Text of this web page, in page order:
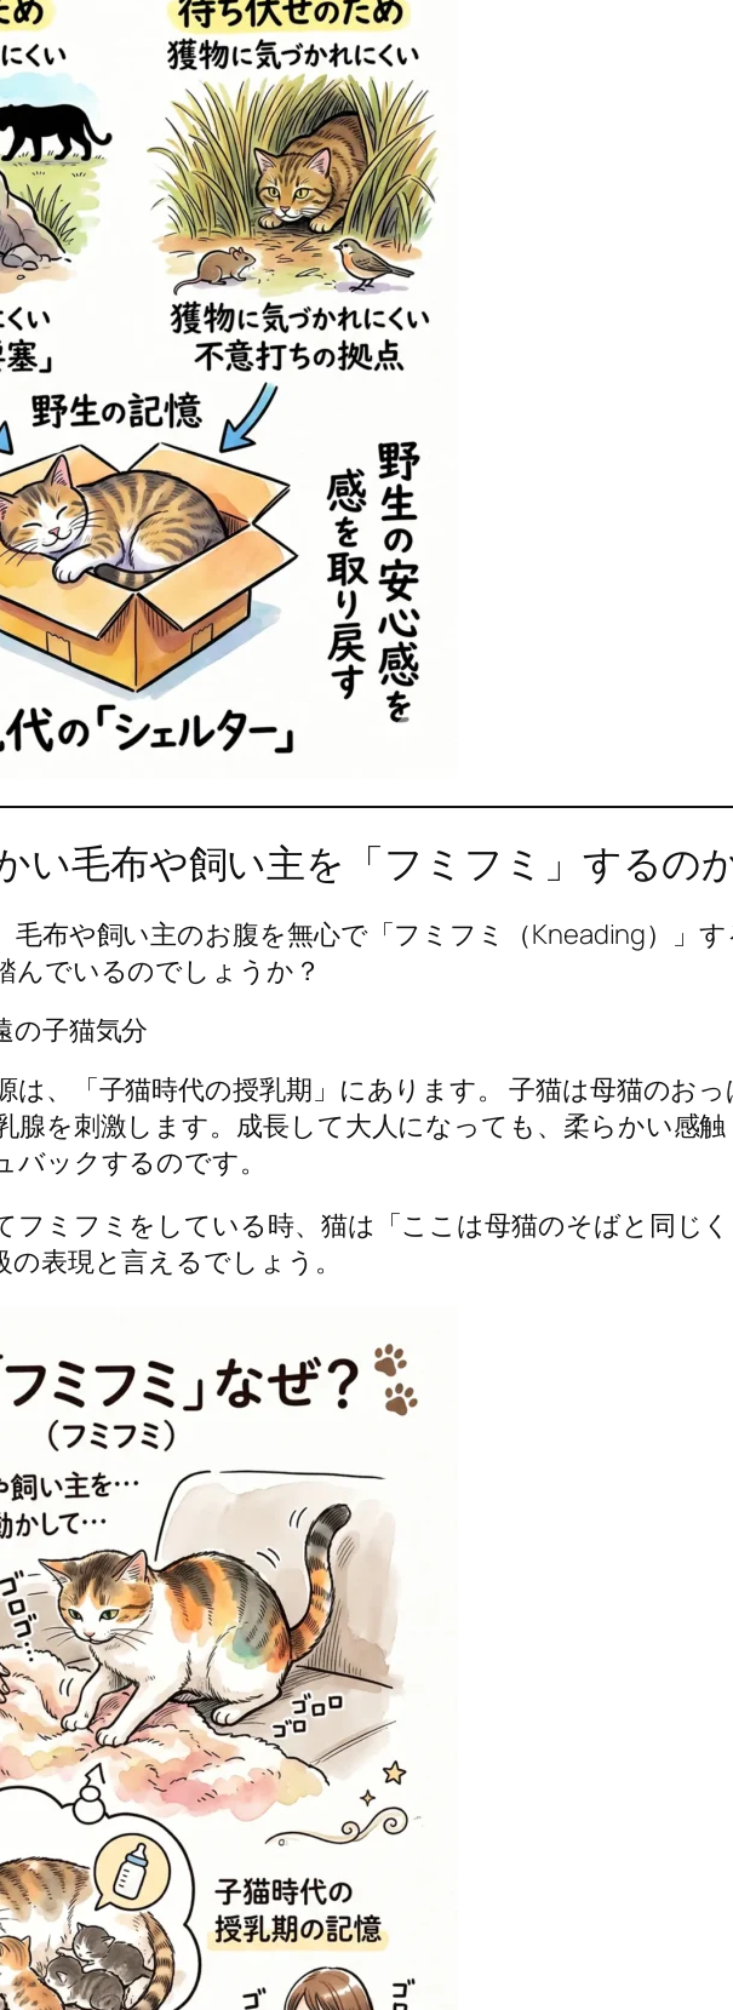
い毛布や飼い主を「フミフミ」するの
毛布や飼い主のお腹を無心で「フミフミ（Kneading）」
んでいるのでしょうか？
の子猫気分
は、「子猫時代の授乳期」にあります。 子猫は母猫のお
腺を刺激します。成長して大人になっても、柔らかい感
ックするのです。
フミフミをしている時、猫は「ここは母猫のそばと同じ
表現と言えるでしょう。